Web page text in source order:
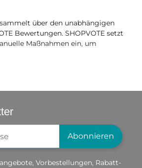
über den unabhängigen
Bewertungen. SHOPVOTE setzt
Maßnahmen ein, um
Abonnieren
Vorbestellungen, Rabatt-